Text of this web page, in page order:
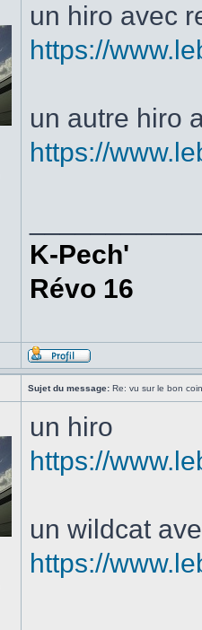
un hiro avec
https://
un autre hiro
https://
K-Pech'
Révo 16
Sujet du message: Re: vu sur le bon
un hiro
https://
un wildcat
https://